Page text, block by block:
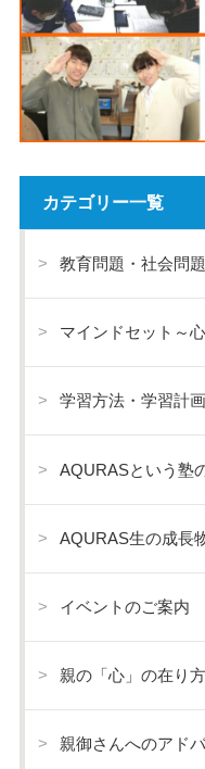
カテゴリー一覧
教育問題・社会問題
マインドセット～
学習方法・学習計画
AQURASという塾
AQURAS生の成長
イベントのご案内
親の「心」の在り方
親御さんへのアド